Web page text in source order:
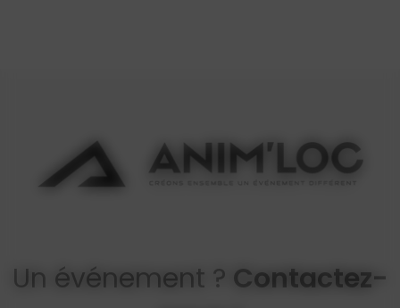
Un événement ? Contactez-